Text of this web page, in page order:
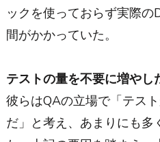
ックを使っておらず実際
間がかかっていた。
テストの量を不要に増やし
彼らはQAの立場で「テス
だ」と考え、あまりにも多